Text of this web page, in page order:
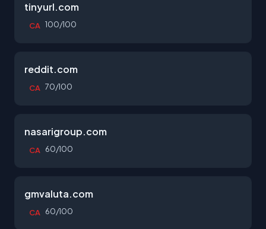
tinyurl.com
CA 100/100
reddit.com
CA 70/100
nasarigroup.com
CA 60/100
gmvaluta.com
CA 60/100